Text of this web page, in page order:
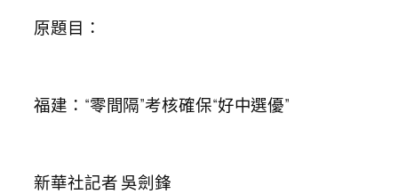
原題目：
福建：“零間隔”考核確保“好中選優”
新華社記者 吳劍鋒